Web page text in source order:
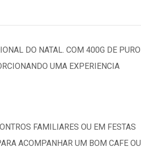
DO NATAL. COM 400G DE PURO
UMA EXPERIENCIA
FAMILIARES OU EM FESTAS
ACOMPANHAR UM BOM CAFE OU